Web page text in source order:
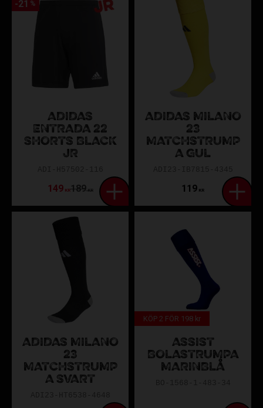
ADIDAS
ENTRADA 22
SHORTS BLACK
JR
149KR189KR
21 %
ADIDAS MILANO
23
MATCHSTRUMP
A GUL
119 KR
ADIDAS MILANO
23
MATCHSTRUMP
A SVART
KÖP 2 FÖR 198 kr
ASSIST
BOLASTRUMPA
MARINBLÅ